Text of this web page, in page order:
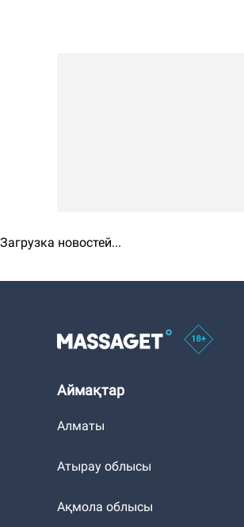
Загрузка новостей...
Аймақтар
Алматы
Атырау облысы
Ақмола облысы